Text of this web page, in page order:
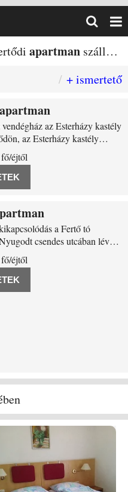
apartman szállás egy helyen!
+ ismertető
István utca 61.az Esterházy kastély
az Esterházy kastély
lévő legnagyobb
rendelkező
szeretettel várja családok,
jelentkezését. Családi
fő/éjtől
István utca32/aa Fertő tó
csendes utcában lévő
várja önt és családját.
élvezze
Garantáljuk
fő/éjtől